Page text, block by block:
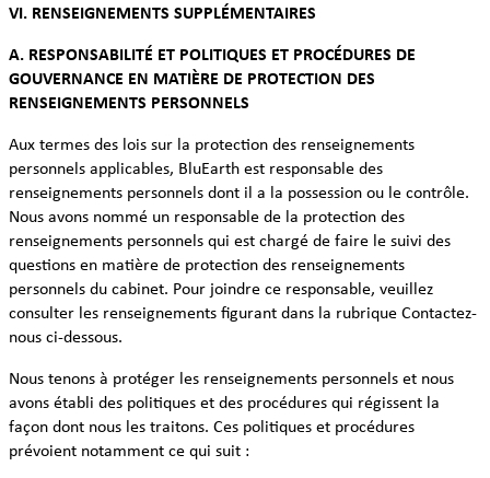
VI. RENSEIGNEMENTS SUPPLÉMENTAIRES
A. RESPONSABILITÉ ET POLITIQUES ET PROCÉDURES DE
GOUVERNANCE EN MATIÈRE DE PROTECTION DES
RENSEIGNEMENTS PERSONNELS
Aux termes des lois sur la protection des renseignements
personnels applicables, BluEarth est responsable des
renseignements personnels dont il a la possession ou le contrôle.
Nous avons nommé un responsable de la protection des
renseignements personnels qui est chargé de faire le suivi des
questions en matière de protection des renseignements
personnels du cabinet. Pour joindre ce responsable, veuillez
consulter les renseignements figurant dans la rubrique Contactez-
nous ci-dessous.
Nous tenons à protéger les renseignements personnels et nous
avons établi des politiques et des procédures qui régissent la
façon dont nous les traitons. Ces politiques et procédures
prévoient notamment ce qui suit :